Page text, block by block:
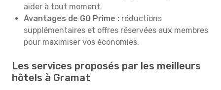
aider à tout moment.
Avantages de GO Prime : réductions
supplémentaires et offres réservées aux membres
pour maximiser vos économies.
Les services proposés par les meilleurs
hôtels à Gramat